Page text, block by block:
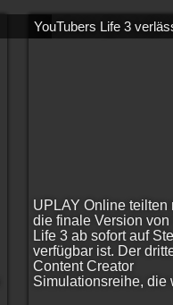
YouTubers Life 3
UPLAY Online teilten
die finale Version von
Life 3 ab sofort auf
verfügbar ist. Der
Content Creator
Simulationsreihe, die